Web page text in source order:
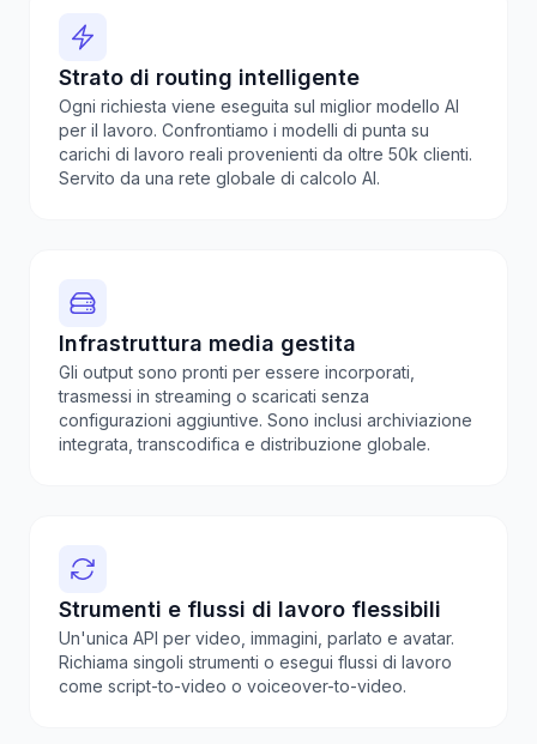
Strato di routing intelligente
Ogni richiesta viene eseguita sul miglior modello AI
per il lavoro. Confrontiamo i modelli di punta su
carichi di lavoro reali provenienti da oltre 50k clienti.
Servito da una rete globale di calcolo AI.
Infrastruttura media gestita
Gli output sono pronti per essere incorporati,
trasmessi in streaming o scaricati senza
configurazioni aggiuntive. Sono inclusi archiviazione
integrata, transcodifica e distribuzione globale.
Strumenti e flussi di lavoro flessibili
Un'unica API per video, immagini, parlato e avatar.
Richiama singoli strumenti o esegui flussi di lavoro
come script-to-video o voiceover-to-video.